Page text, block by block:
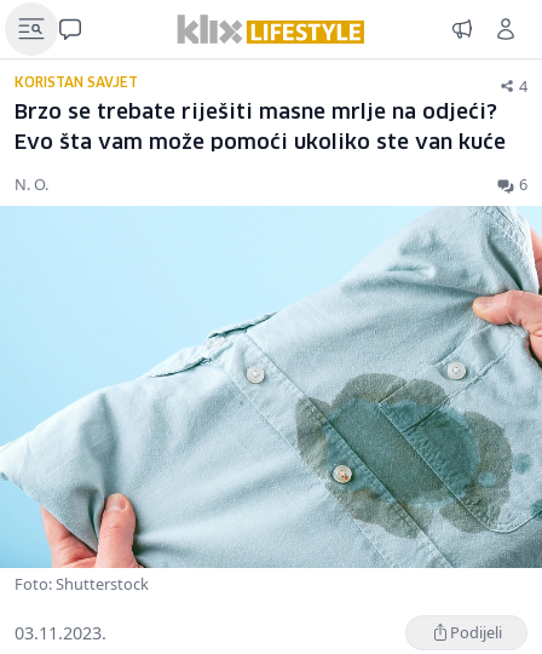
KORISTAN SAVJET 4
Brzo se trebate riješiti masne mrlje na odjeći?
Evo šta vam može pomoći ukoliko ste van kuće
N. O. 6
Foto: Shutterstock
03.11.2023. Podijeli